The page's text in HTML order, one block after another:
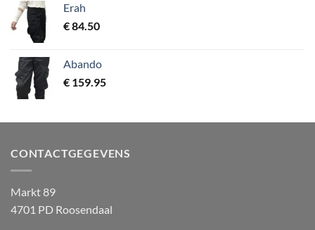
Erah
€84.50
Abando
€ 159.95
CONTACTGEGEVENS
Markt 89
4701 PD Roosendaal